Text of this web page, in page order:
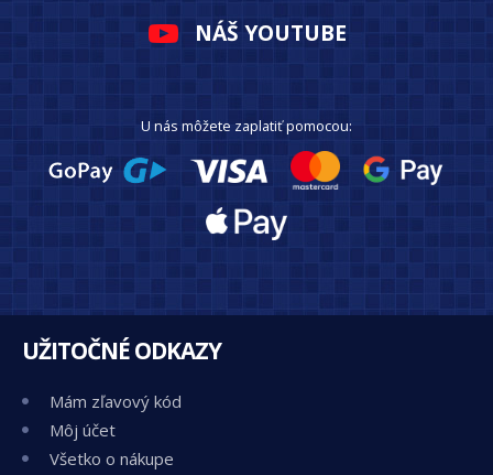
NÁŠ YOUTUBE
U nás môžete zaplatiť pomocou:
UŽITOČNÉ ODKAZY
Mám zľavový kód
Môj účet
Všetko o nákupe